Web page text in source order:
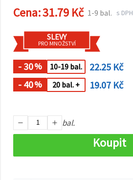
vše!" Nebo
můžete
preference v
Nastavení
výběrem
cookies a
kliknutím
na tlačítko
Přijmout
vše
Cena:31.79 Kč 1-9 bal. s DPH
SLEVY
PRO MNOŽSTVÍ
- 30% 10-19 bal.
22.25 Kč
- 40% 20 bal. + 19.07 Kč
bal.
Koupit